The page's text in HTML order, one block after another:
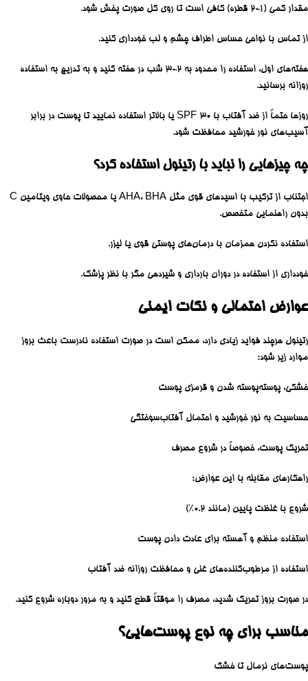
مقدار کمی (۱-۲ قطره) کافی است تا روی کل صورت پخش شود.
از تماس با نواحی حساس اطراف چشم و لب خودداری کنید.
هفته‌های اول، استفاده را محدود به ۲-۳ شب در هفته کنید و به تدریج به استفاده
روزانه برسانید.
روزها حتماً از ضد آفتاب با SPF 30 یا بالاتر استفاده نمایید تا پوست در برابر
آسیب‌های نور خورشید محافظت شود.
چه چیزهایی را نباید با رتینول استفاده کرد؟
اجتناب از ترکیب با اسیدهای قوی مثل AHA، BHA یا محصولات حاوی ویتامین C
بدون راهنمایی متخصص.
استفاده نکردن همزمان با درمان‌های پوستی قوی یا لیزر.
خودداری از استفاده در دوران بارداری و شیردهی مگر با نظر پزشک.
عوارض احتمالی و نکات ایمنی
رتینول هرچند فواید زیادی دارد، ممکن است در صورت استفاده نادرست باعث بروز
موارد زیر شود:
خشکی، پوسته‌پوسته شدن و قرمزی پوست
حساسیت به نور خورشید و احتمال آفتاب‌سوختگی
تحریک پوست، خصوصاً در شروع مصرف
راهکارهای مقابله با این عوارض:
شروع با غلظت پایین (مانند ۰.۲٪)
استفاده منظم و آهسته برای عادت دادن پوست
استفاده از مرطوب‌کننده‌های غنی و محافظت روزانه ضد آفتاب
در صورت بروز تحریک شدید، مصرف را موقتاً قطع کنید و به مرور دوباره شروع کنید.
مناسب برای چه نوع پوست‌هایی؟
پوست‌های نرمال تا خشک